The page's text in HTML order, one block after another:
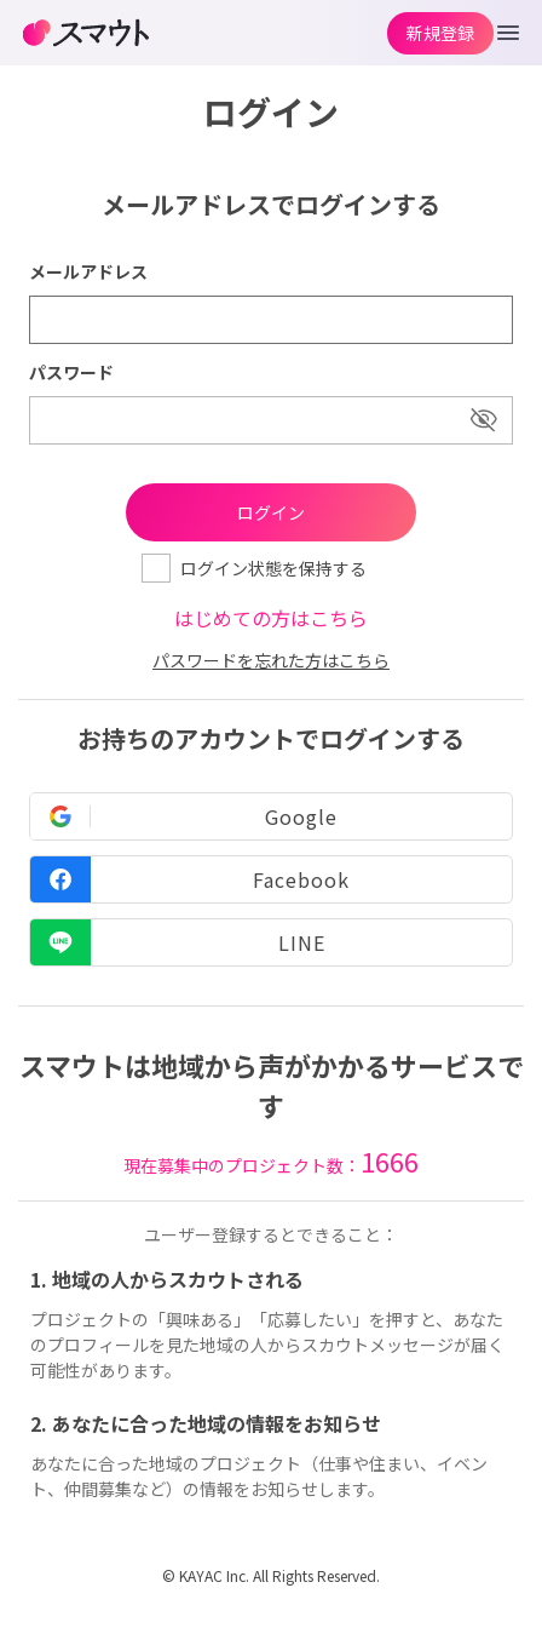
ログイン
メールアドレスでログインする
メールアドレス
パスワード
ログイン状態を保持する
はじめての方はこちら
パスワードを忘れた方はこちら
お持ちのアカウントでログインする
Google
Facebook
LINE
スマウトは地域から声がかかるサービスで
す
現在募集中のプロジェクト数： 1666
ユーザー登録するとできること：
1. 地域の人からスカウトされる
プロジェクトの「興味ある」「応募したい」を押すと、あなた
のプロフィールを見た地域の人からスカウトメッセージが届く
可能性があります。
2. あなたに合った地域の情報をお知らせ
あなたに合った地域のプロジェクト（仕事や住まい、イベン
ト、仲間募集など）の情報をお知らせします。
新規登録
© KAYAC Inc. All Rights Reserved.